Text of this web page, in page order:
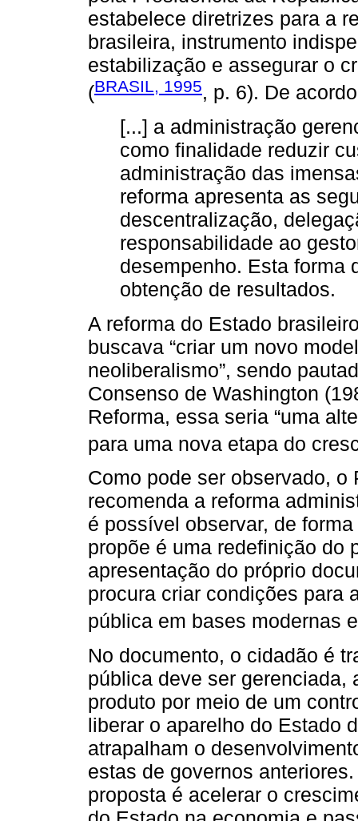
estabelece diretrizes para a
brasileira, instrumento
estabilização e assegurar o
(BRASIL, 1995, p. 6). De
[...] a administração
como finalidade reduzir
administração das
reforma apresenta as
descentralização,
responsabilidade ao
desempenho. Esta forma
obtenção de resultados.
A reforma do Estado
buscava “criar um novo
neoliberalismo”, sendo
Consenso de Washington
Reforma, essa seria “uma
para uma nova etapa do
Como pode ser observado,
recomenda a reforma
é possível observar, de
propõe é uma redefinição do
apresentação do próprio
procura criar condições para
pública em bases modernas
No documento, o cidadão é
pública deve ser gerenciada,
produto por meio de um
liberar o aparelho do Estado
atrapalham o
estas de governos
proposta é acelerar o